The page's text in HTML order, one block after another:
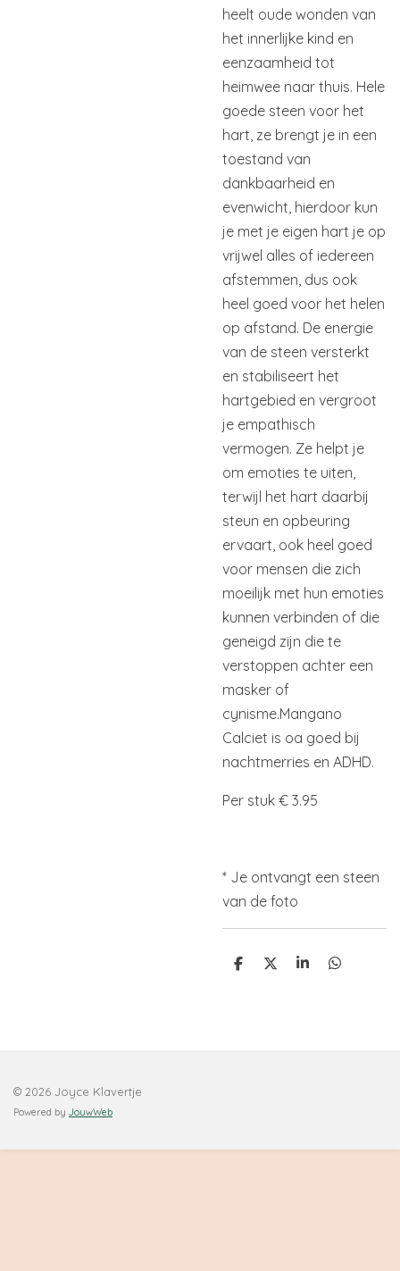
heelt oude wonden van
het innerlijke kind en
eenzaamheid tot
heimwee naar thuis. Hele
goede steen voor het
hart, ze brengt je in een
toestand van
dankbaarheid en
evenwicht, hierdoor kun
je met je eigen hart je op
vrijwel alles of iedereen
afstemmen, dus ook
heel goed voor het helen
op afstand. De energie
van de steen versterkt
en stabiliseert het
hartgebied en vergroot
je empathisch
vermogen. Ze helpt je
om emoties te uiten,
terwijl het hart daarbij
steun en opbeuring
ervaart, ook heel goed
voor mensen die zich
moeilijk met hun emoties
kunnen verbinden of die
geneigd zijn die te
verstoppen achter een
masker of
cynisme.Mangano
Calciet is oa goed bij
nachtmerries en ADHD.
Per stuk € 3.95
* Je ontvangt een steen
van de foto
D
D
S
D
© 2026 Joyce Klavertje
Powered by JouwWeb